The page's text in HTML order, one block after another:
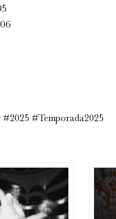
#Temporada2025